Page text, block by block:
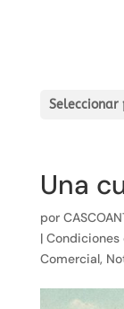
Seleccionar
Una
por
| Condiciones
Comercial,